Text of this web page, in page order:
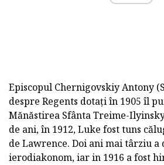
Episcopul Chernigovskiy Antony
despre Regents dotați în 1905 îl
Mănăstirea Sfânta Treime-
de ani, în 1912, Luke fost tuns
de Lawrence. Doi ani mai târziu a
ierodiakonom, iar in 1916 a fost